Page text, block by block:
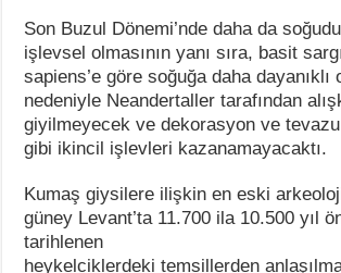
Son Buzul Dönemi’nde daha da
işlevsel olmasının yanı sıra, basit
sapiens’e göre soğuğa daha dayanıklı
nedeniyle Neandertaller tarafından
giyilmeyecek ve dekorasyon ve
gibi ikincil işlevleri kazanamayacaktı.
Kumaş giysilere ilişkin en eski
güney Levant’ta 11.700 ila 10.500 yıl
tarihlenen
heykelciklerdeki temsillerden